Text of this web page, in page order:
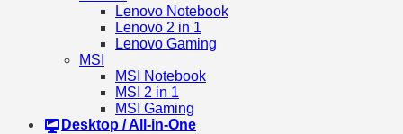
Lenovo Notebook
Lenovo 2 in 1
Lenovo Gaming
MSI
MSI Notebook
MSI 2 in 1
MSI Gaming
Desktop / All-in-One